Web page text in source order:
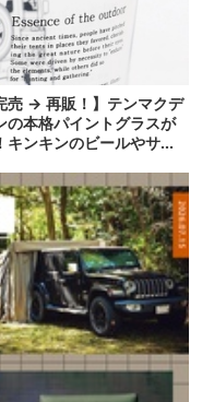
売 → 再販！】テンマクデ
の本格パイントグラスが
キンキンのビールやサワ